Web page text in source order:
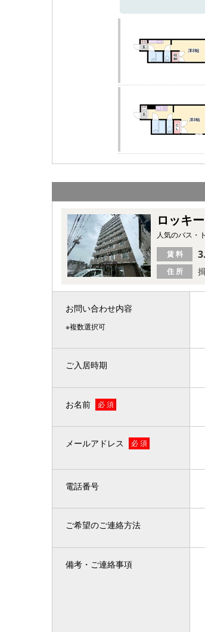
ロッキ
人気のバス・
住 所
賃 料
お問い合わせ内容
※複数選択可
ご入居時期
お名前 必 須
メールアドレス 必 須
電話番号
ご希望のご連絡方法
備考・ご連絡事項